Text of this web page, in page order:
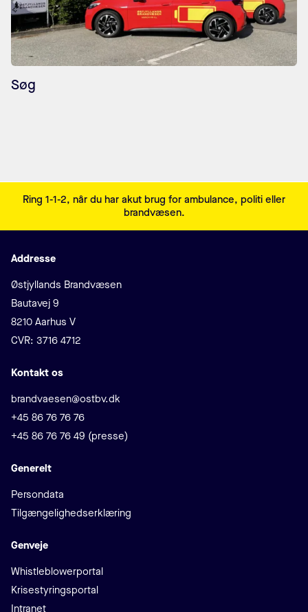
Søg
Ring 1-1-2, når du har akut brug for ambulance, politi eller
brandvæsen.
Addresse
Adresse
Østjyllands Brandvæsen
Bautavej 9
8210 Aarhus V
CVR: 3716 4712
Kontakt os
E-mail
brandvaesen@ostbv.dk
Telefon
+45 86 76 76 76
+45 86 76 76 49 (presse)
Generelt
Persondata
Tilgængelighedserklæring
Genveje
Whistleblowerportal
Krisestyringsportal
Intranet